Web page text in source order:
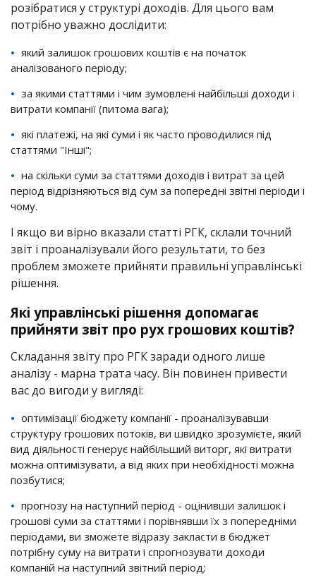
розібратися у структурі доходів. Для цього вам
потрібно уважно дослідити:
який залишок грошових коштів є на початок
аналізованого періоду;
за якими статтями і чим зумовлені найбільші доходи і
витрати компанії (питома вага);
які платежі, на які суми і як часто проводилися під
статтями "Інші";
на скільки суми за статтями доходів і витрат за цей
період відрізняються від сум за попередні звітні періоди і
чому.
І якщо ви вірно вказали статті РГК, склали точний
звіт і проаналізували його результати, то без
проблем зможете прийняти правильні управлінські
рішення.
Які управлінські рішення допомагає
прийняти звіт про рух грошових коштів?
Складання звіту про РГК заради одного лише
аналізу - марна трата часу. Він повинен привести
вас до вигоди у вигляді:
оптимізації бюджету компанії - проаналізувавши
структуру грошових потоків, ви швидко зрозумієте, який
вид діяльності генерує найбільший виторг, які витрати
можна оптимізувати, а від яких при необхідності можна
позбутися;
прогнозу на наступний період - оцінивши залишок і
грошові суми за статтями і порівнявши їх з попередніми
періодами, ви зможете відразу закласти в бюджет
потрібну суму на витрати і спрогнозувати доходи
компаній на наступний звітний період;